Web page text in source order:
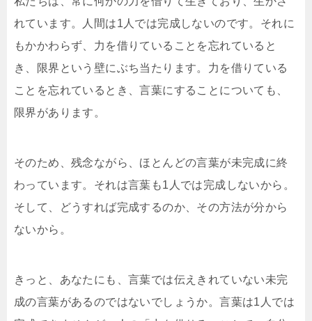
れています。人間は1人では完成しないのです。それに
もかかわらず、力を借りていることを忘れていると
き、限界という壁にぶち当たります。力を借りている
ことを忘れているとき、言葉にすることについても、
限界があります。
そのため、残念ながら、ほとんどの言葉が未完成に終
わっています。それは言葉も1人では完成しないから。
そして、どうすれば完成するのか、その方法が分から
ないから。
きっと、あなたにも、言葉では伝えきれていない未完
成の言葉があるのではないでしょうか。言葉は1人では